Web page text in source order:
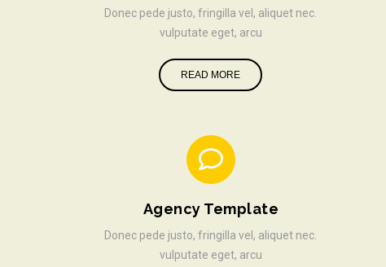
Donec pede justo, fringilla vel, aliquet nec.
vulputate eget, arcu
READ MORE
Agency Template
Donec pede justo, fringilla vel, aliquet nec.
vulputate eget, arcu